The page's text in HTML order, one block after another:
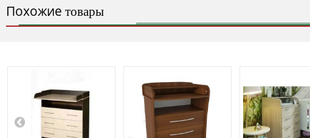
Похожие товары